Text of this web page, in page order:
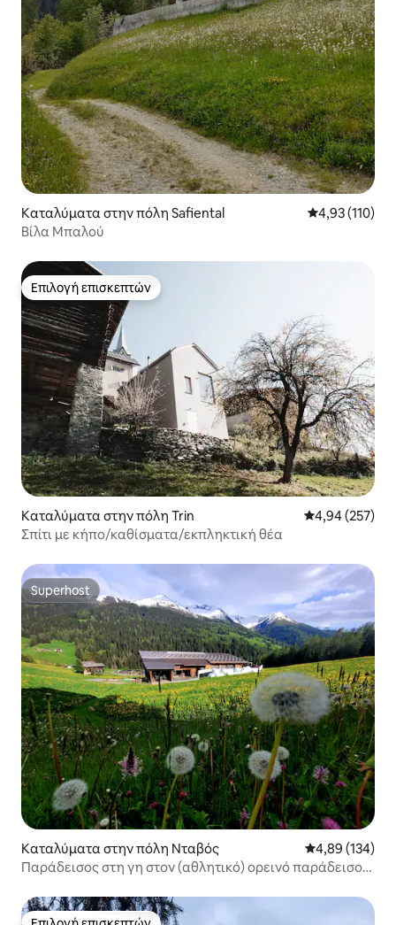
Καταλύματα στην πόλη Safiental Μέση
4,93 (110)
Βίλα Μπαλού
Επιλογή επισκεπτών
Επιλογή επισκεπτών
Καταλύματα στην πόλη Trin Μέση
4,94 (257)
Σπίτι με κήπο/καθίσματα/εκπληκτική θέα
Superhost
Superhost
Καταλύματα στην πόλη Νταβός Μέση
4,89 (134)
Παράδεισος στη γη στον (αθλητικό) ορεινό παράδεισο